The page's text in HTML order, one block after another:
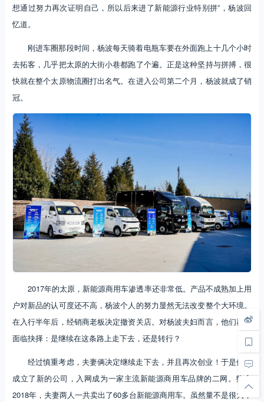
想通过努力再次证明自己，所以后来进了新能源行业特别拼”，杨波回
忆道。
刚进车圈那段时间，杨波每天骑着电瓶车要在外面跑上十几个小时
去拓客，几乎把太原的大街小巷都跑了个遍。正是这种坚持与拼搏，很
快就在整个太原物流圈打出名气。在进入公司第二个月，杨波就成了销
冠。
2017年的太原，新能源商用车渗透率还非常低。产品不成熟加上用
户对新品的认可度还不高，杨波个人的努力显然无法改变整个大环境。
在入行半年后，经销商老板决定撤资关店。对杨波夫妇而言，他们再次
面临抉择：是继续在这条路上走下去，还是转行？
经过慎重考虑，夫妻俩决定继续走下去，并且再次创业！于是他们
成立了新的公司，入网成为一家主流新能源商用车品牌的二网。整个
2018年，夫妻两人一共卖出了60多台新能源商用车。虽然量不是很大，